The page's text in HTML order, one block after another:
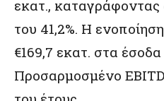
εκατ., καταγράφοντας
του 41,2%. Η
€169,7 εκατ. στα
Προσαρμοσμένο